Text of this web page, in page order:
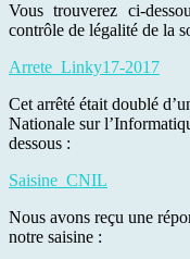
Vous trouverez ci-
contrôle de légalité de la
Arrete_Linky17-2017
Cet arrêté était doublé
Nationale sur
dessous :
Saisine_CNIL
Nous avons reçu une
notre saisine :